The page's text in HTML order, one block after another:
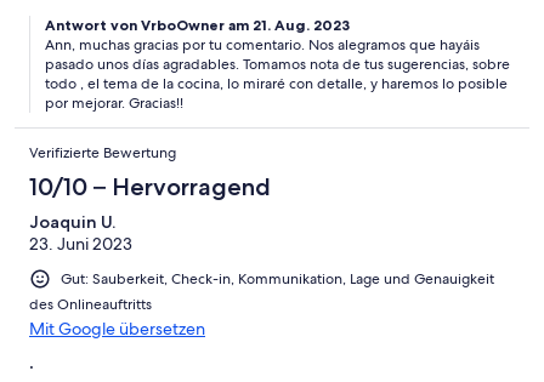
Antwort von VrboOwner am 21. Aug. 2023
Ann, muchas gracias por tu comentario. Nos alegramos que hayáis
pasado unos días agradables. Tomamos nota de tus sugerencias, sobre
todo , el tema de la cocina, lo miraré con detalle, y haremos lo posible
por mejorar. Gracias!!
Verifizierte Bewertung
10/10 – Hervorragend
Joaquin U.
23. Juni 2023
Gut: Sauberkeit, Check-in, Kommunikation, Lage und Genauigkeit
des Onlineauftritts
Mit Google übersetzen
.